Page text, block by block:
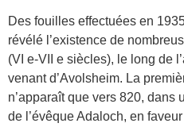
Des fouilles effectuées en
révélé l’existence de
(VI e-VII e siècles), le long de
venant d’Avolsheim. La
n’apparaît que vers 820, dans
de l’évêque Adaloch, en